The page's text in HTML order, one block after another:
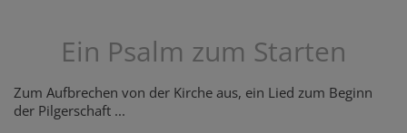
Ein Psalm zum Starten
Zum Aufbrechen von der Kirche aus, ein Lied zum Beginn
der Pilgerschaft ...